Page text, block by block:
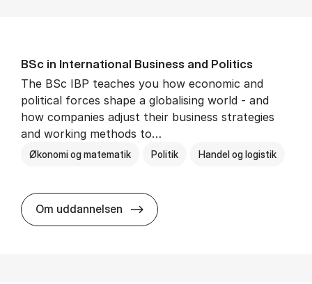
BSc in In­ter­na­tion­al Busi­ness and Polit­ics
The BSc IBP teaches you how economic and
political forces shape a globalising world - and
how companies adjust their business strategies
and working methods to…
Økonomi og matematik Politik Handel og logistik
Om uddannelsen BSc in In­ter­na­tion­al Busi­ness